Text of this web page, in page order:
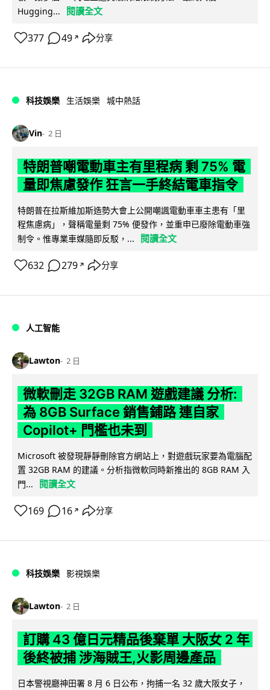
Hugging...
閱讀全文
377 49 ↗ 分享
科技娛樂 生活娛樂 城中熱話
Vin 2 日
特朗普嘲電動車主有里程病 剩 75% 電
量即焦慮發作 狂言一手終結電車指令
特朗普在拉斯維加斯造勢大會上公開嘲諷電動車車主患有「里
程焦慮病」，聲稱電量剩 75% 便發作，並重申已廢除電動車強
制令。惟專業車媒隨即反駁，...
閱讀全文
632 279 ↗ 分享
人工智能
Lawton 2 日
微軟刪走 32GB RAM 遊戲建議 分析:
為 8GB Surface 銷售鋪路 連自家
Copilot+ 門檻也未到
Microsoft 被發現靜靜刪除官方網站上，對遊戲玩家要為電腦配
置 32GB RAM 的建議。分析指微軟同時新推出的 8GB RAM 入
門...
閱讀全文
169 16 ↗ 分享
科技娛樂 影視娛樂
Lawton 2 日
訂購 43 億日元精品後棄單 大阪女 2 年
後終被捕 涉海賊王,火影周邊產品
日本警視廳神田署 8 月 6 日公布，拘捕一名 32 歲大阪女子，